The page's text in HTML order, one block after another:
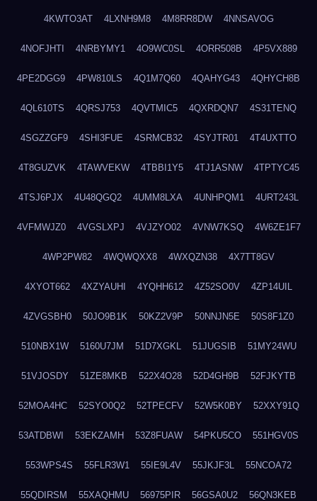
4KWTO3AT 4LXNH9M8 4M8RR8DW 4NNSAVOG
4NOFJHTI 4NRBYMY1 4O9WC0SL 4ORR508B 4P5VX889
4PE2DGG9 4PW810LS 4Q1M7Q60 4QAHYG43 4QHYCH8B
4QL610TS 4QRSJ753 4QVTMIC5 4QXRDQN7 4S31TENQ
4SGZZGF9 4SHI3FUE 4SRMCB32 4SYJTR01 4T4UXTTO
4T8GUZVK 4TAWVEKW 4TBBI1Y5 4TJ1ASNW 4TPTYC45
4TSJ6PJX 4U48QGQ2 4UMM8LXA 4UNHPQM1 4URT243L
4VFMWJZ0 4VGSLXPJ 4VJZYO02 4VNW7KSQ 4W6ZE1F7
4WP2PW82 4WQWQXX8 4WXQZN38 4X7TT8GV
4XYOT662 4XZYAUHI 4YQHH612 4Z52SO0V 4ZP14UIL
4ZVGSBH0 50JO9B1K 50KZ2V9P 50NNJN5E 50S8F1Z0
510NBX1W 5160U7JM 51D7XGKL 51JUGSIB 51MY24WU
51VJOSDY 51ZE8MKB 522X4O28 52D4GH9B 52FJKYTB
52MOA4HC 52SYO0Q2 52TPECFV 52W5K0BY 52XXY91Q
53ATDBWI 53EKZAMH 53Z8FUAW 54PKU5CO 551HGV0S
553WPS4S 55FLR3W1 55IE9L4V 55JKJF3L 55NCOA72
55QDIRSM 55XAQHMU 56975PIR 56GSA0U2 56QN3KEB